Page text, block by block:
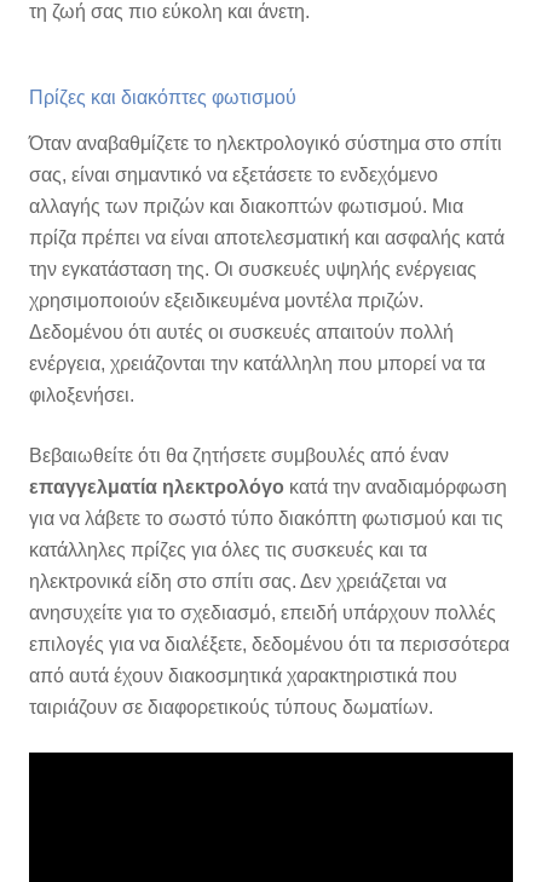
τη ζωή σας πιο εύκολη και άνετη.
Πρίζες και διακόπτες φωτισμού
Όταν αναβαθμίζετε το ηλεκτρολογικό σύστημα στο σπίτι
σας, είναι σημαντικό να εξετάσετε το ενδεχόμενο
αλλαγής των πριζών και διακοπτών φωτισμού. Μια
πρίζα πρέπει να είναι αποτελεσματική και ασφαλής κατά
την εγκατάσταση της. Οι συσκευές υψηλής ενέργειας
χρησιμοποιούν εξειδικευμένα μοντέλα πριζών.
Δεδομένου ότι αυτές οι συσκευές απαιτούν πολλή
ενέργεια, χρειάζονται την κατάλληλη που μπορεί να τα
φιλοξενήσει.
Βεβαιωθείτε ότι θα ζητήσετε συμβουλές από έναν
επαγγελματία ηλεκτρολόγο κατά την αναδιαμόρφωση
για να λάβετε το σωστό τύπο διακόπτη φωτισμού και τις
κατάλληλες πρίζες για όλες τις συσκευές και τα
ηλεκτρονικά είδη στο σπίτι σας. Δεν χρειάζεται να
ανησυχείτε για το σχεδιασμό, επειδή υπάρχουν πολλές
επιλογές για να διαλέξετε, δεδομένου ότι τα περισσότερα
από αυτά έχουν διακοσμητικά χαρακτηριστικά που
ταιριάζουν σε διαφορετικούς τύπους δωματίων.